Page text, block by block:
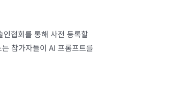
협회를 통해 사전 등록할
참가자들이 AI 프롬프트를